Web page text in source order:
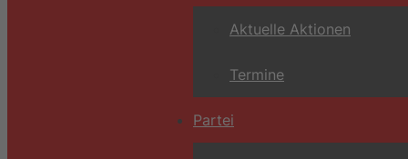
Aktuelle Aktionen
Termine
Partei